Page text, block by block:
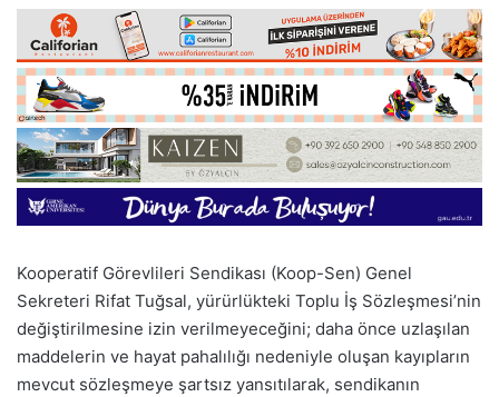
Kooperatif Görevlileri Sendikası (Koop-Sen) Genel
Sekreteri Rifat Tuğsal, yürürlükteki Toplu İş Sözleşmesi’nin
değiştirilmesine izin verilmeyeceğini; daha önce uzlaşılan
maddelerin ve hayat pahalılığı nedeniyle oluşan kayıpların
mevcut sözleşmeye şartsız yansıtılarak, sendikanın